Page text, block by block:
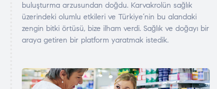
buluşturma arzusundan doğdu. Karvakrolün sağlık
üzerindeki olumlu etkileri ve Türkiye’nin bu alandaki
zengin bitki örtüsü, bize ilham verdi. Sağlık ve doğayı bir
araya getiren bir platform yaratmak istedik.